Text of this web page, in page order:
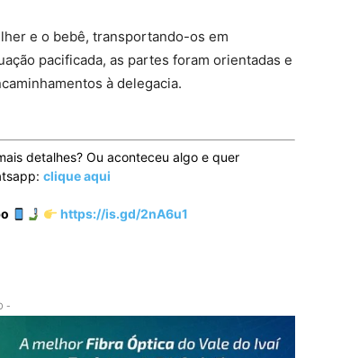
e o bebê, transportando-os em
pacificada, as partes foram orientadas e
à delegacia.
detalhes? Ou aconteceu algo e quer
clique aqui
https://is.gd/2nA6u1
-